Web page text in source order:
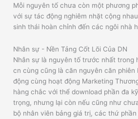
Mỗi nguyên tố chưa còn một phương
với sự tác động nghiêm nhặt cộng
sinh thái hoàn chỉnh đến các ngôi nhà
Nhân sự - Nền Tảng Cốt Lõi Của DN
Nhân sự là nguyên tố trước nhất trong
cn cùng cũng là căn nguyên căn phiên
động cùng hoạt động Marketing
hàng chắc với thể download phần đa
trọng, nhưng lại còn nếu cũng như
bộ nhân viên bảng giá trị, các thứ